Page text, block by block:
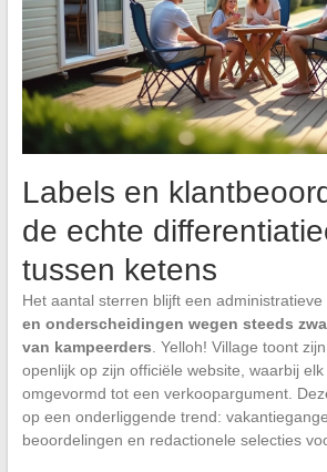
Labels en
de echte
tussen ketens
Het aantal sterren blijft een
en onderscheidingen wegen steeds
van kampeerders . Yelloh! Village toont
openlijk op zijn officiële website, waarbij
omgevormd tot een verkoopargument.
op een onderliggende trend:
beoordelingen en redactionele selecties